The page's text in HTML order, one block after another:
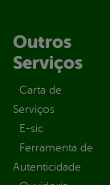
Outros
Serviços
Carta de
Serviços
E-sic
Ferramenta de
Autenticidade